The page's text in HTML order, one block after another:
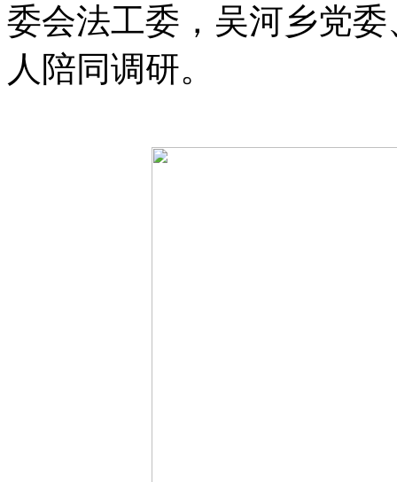
委会法工委，吴河乡党
人陪同调研。